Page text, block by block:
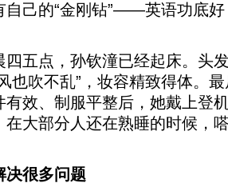
己的“金刚钻”——英语功底好
点，孙钦潼已经起床。头
也吹不乱”，妆容精致得体。
有效、制服平整后，她戴上登
在大部分人还在熟睡的时候，
很多问题